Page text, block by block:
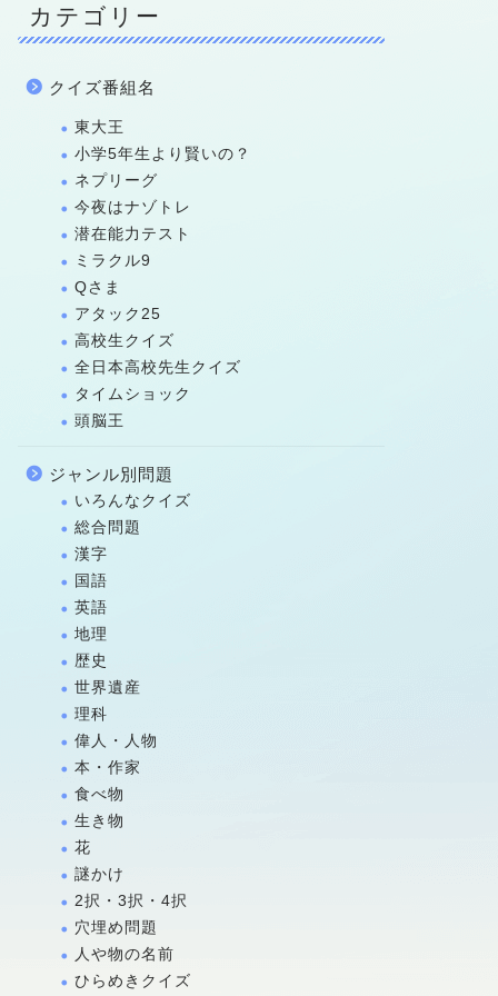
カテゴリー
クイズ番組名
東大王
小学5年生より賢いの？
ネプリーグ
今夜はナゾトレ
潜在能力テスト
ミラクル9
Qさま
アタック25
高校生クイズ
全日本高校先生クイズ
タイムショック
頭脳王
ジャンル別問題
いろんなクイズ
総合問題
漢字
国語
英語
地理
歴史
世界遺産
理科
偉人・人物
本・作家
食べ物
生き物
花
謎かけ
2択・3択・4択
穴埋め問題
人や物の名前
ひらめきクイズ